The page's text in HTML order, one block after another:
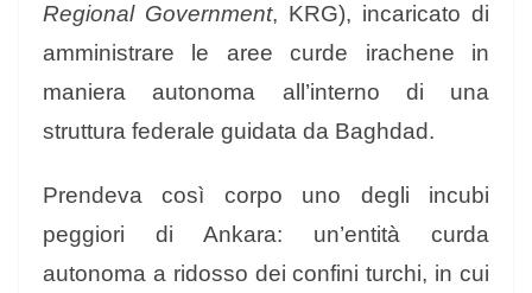
Regional Government, KRG), incaricato di
amministrare le aree curde irachene in
maniera autonoma all’interno di una
struttura federale guidata da Baghdad.
Prendeva così corpo uno degli incubi
peggiori di Ankara: un’entità curda
autonoma a ridosso dei confini turchi, in cui